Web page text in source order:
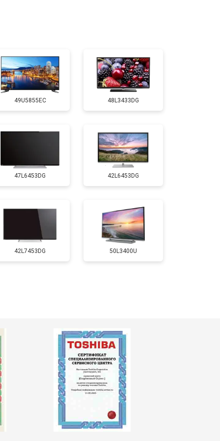
2600 ₽ Заказать
3500 ₽ Заказать
Заказать
3100 ₽ Заказать
3700 ₽ Заказать
5500 ₽
49U5855EC 48L3433DG
47L6453DG 42L6453DG
42L7453DG 50L3400U